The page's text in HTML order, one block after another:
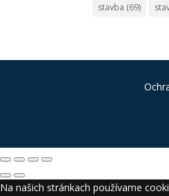
stavba (69)
Na našich stránkach používame